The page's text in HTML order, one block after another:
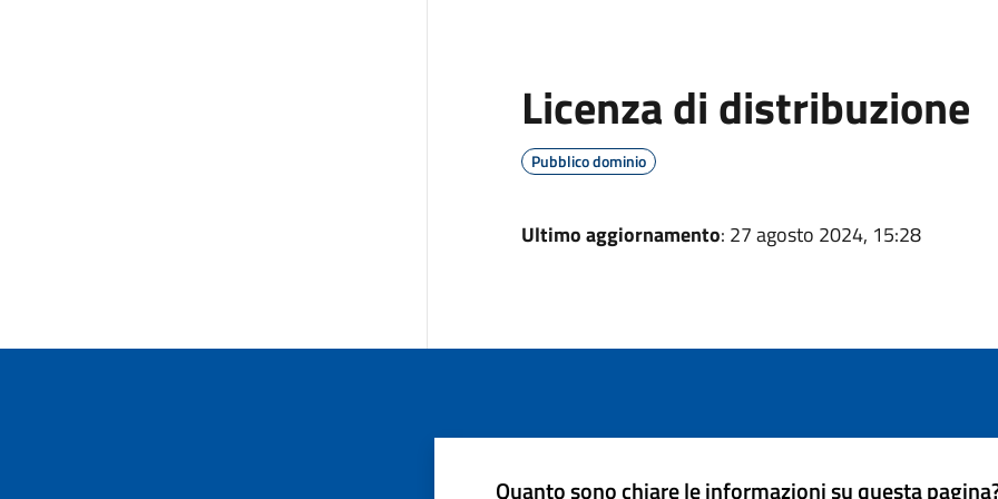
Licenza di distribuzione
Pubblico dominio
Ultimo aggiornamento: 27 agosto 2024, 15:28
Quanto sono chiare le informazioni su questa